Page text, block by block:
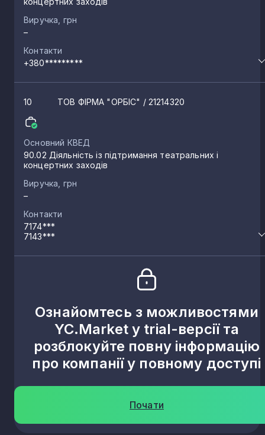
Виручка, грн
–
Контакти
+380*********
10 ТОВ ФІРМА "ОРБІС" / 21214320
Основний КВЕД
90.02 Діяльність із підтримання театральних і
концертних заходів
Виручка, грн
–
Контакти
7174***
7143***
Ознайомтесь з можливостями
YC.Market у trial-версії та
розблокуйте повну інформацію
про компанії у повному доступі
Почати